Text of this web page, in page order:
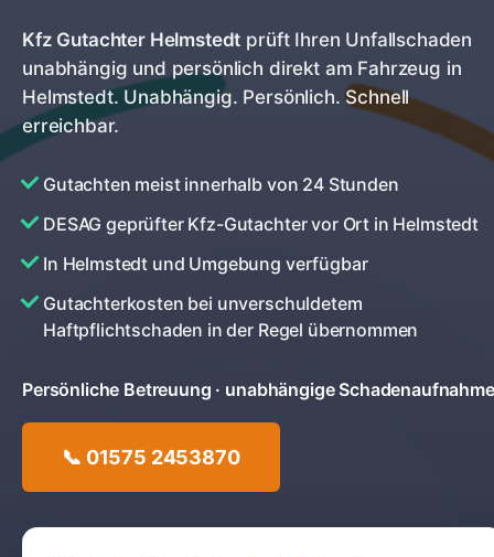
Kfz Gutachter Helmstedt prüft Ihren Unfallschaden
unabhängig und persönlich direkt am Fahrzeug in
Helmstedt. Unabhängig. Persönlich. Schnell
erreichbar.
Gutachten meist innerhalb von 24 Stunden
DESAG geprüfter Kfz-Gutachter vor Ort in Helmstedt
In Helmstedt und Umgebung verfügbar
Gutachterkosten bei unverschuldetem
Haftpflichtschaden in der Regel übernommen
Persönliche Betreuung · unabhängige Schadenaufnahme
📞 01575 2453870